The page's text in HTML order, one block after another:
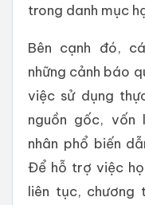
trong danh mục
Bên cạnh đó,
những cảnh báo
việc sử dụng
nguồn gốc, vốn
nhân phổ biến
Để hỗ trợ việc
liên tục, chương